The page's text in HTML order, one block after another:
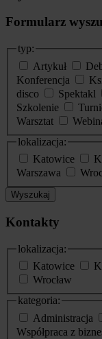
Formularz
typ:
Artykuł
Konferencja
disco
Spektakl
Szkolenie
Warsztat
lokalizacja:
Katowice
Warszawa
Wyszukaj
Kontakty
lokalizacja:
Katowice
Wrocław
kategoria:
Administracja
Współpraca z